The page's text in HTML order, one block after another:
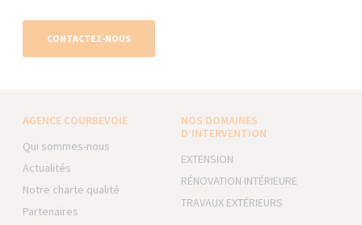
CONTACTEZ-NOUS
AGENCE COURBEVOIE
Qui sommes-nous
Actualités
Notre charte qualité
Partenaires
NOS DOMAINES
D’INTERVENTION
EXTENSION
RÉNOVATION INTÉRIEURE
TRAVAUX EXTÉRIEURS